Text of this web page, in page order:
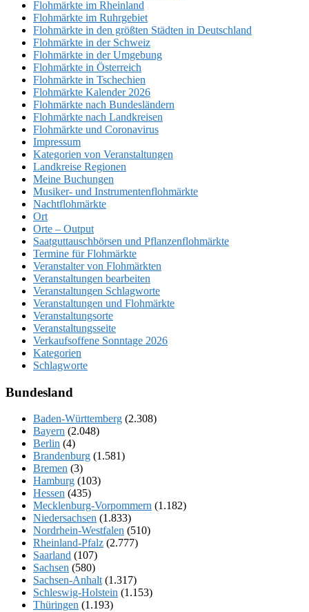
Flohmärkte im Rheinland
Flohmärkte im Ruhrgebiet
Flohmärkte in den größten Städten in Deutschland
Flohmärkte in der Schweiz
Flohmärkte in der Umgebung
Flohmärkte in Österreich
Flohmärkte in Tschechien
Flohmärkte Kalender 2026
Flohmärkte nach Bundesländern
Flohmärkte nach Landkreisen
Flohmärkte und Coronavirus
Impressum
Kategorien von Veranstaltungen
Landkreise Regionen
Meine Buchungen
Musiker- und Instrumentenflohmärkte
Nachtflohmärkte
Ort
Orte – Output
Saatguttauschbörsen und Pflanzenflohmärkte
Termine für Flohmärkte
Veranstalter von Flohmärkten
Veranstaltungen bearbeiten
Veranstaltungen Schlagworte
Veranstaltungen und Flohmärkte
Veranstaltungsorte
Veranstaltungsseite
Verkaufsoffene Sonntage 2026
Kategorien
Schlagworte
Bundesland
Baden-Württemberg (2.308)
Bayern (2.048)
Berlin (4)
Brandenburg (1.581)
Bremen (3)
Hamburg (103)
Hessen (435)
Mecklenburg-Vorpommern (1.182)
Niedersachsen (1.833)
Nordrhein-Westfalen (510)
Rheinland-Pfalz (2.777)
Saarland (107)
Sachsen (580)
Sachsen-Anhalt (1.317)
Schleswig-Holstein (1.153)
Thüringen (1.193)